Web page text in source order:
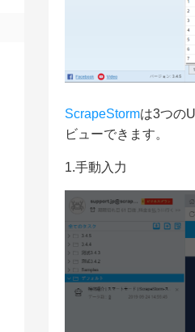
ScrapeStormは3つの
ビューできます。
1.手動入力